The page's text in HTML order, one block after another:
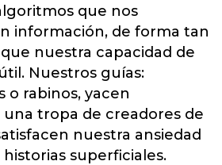
que nos
información, de forma tan
nuestra capacidad de
Nuestros guías:
o rabinos, yacen
tropa de creadores de
nuestra ansiedad
superficiales.